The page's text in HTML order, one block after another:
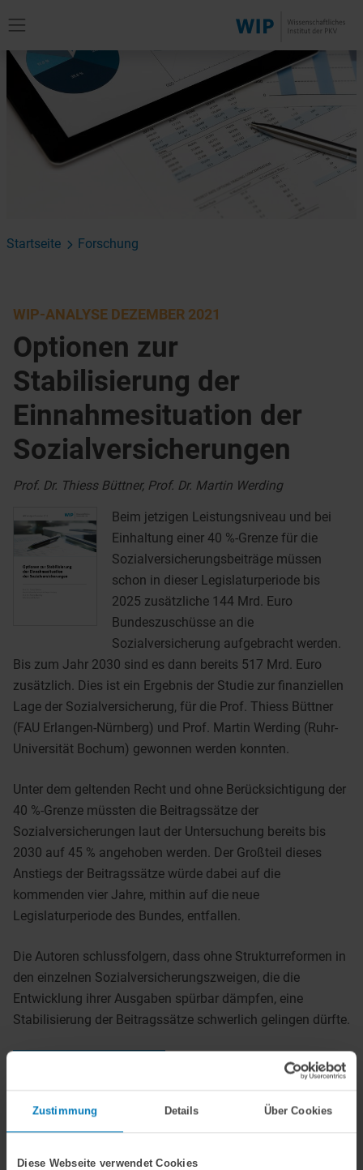
Zustimmung Details Über Cookies
Diese Webseite verwendet Cookies
Startseite Forschung
Optionen zur
Stabilisierung der
Einnahmesituation der
Sozialversicherungen
WIP-ANALYSE DEZEMBER 2021
Prof. Dr. Thiess Büttner, Prof. Dr. Martin Werding
Beim jetzigen Leistungsniveau und bei
Einhaltung einer 40 %-Grenze für die
Sozialversicherungsbeiträge müssen
schon in dieser Legislaturperiode bis
2025 zusätzliche 144 Mrd. Euro
Bundeszuschüsse an die
Sozialversicherung aufgebracht werden.
Bis zum Jahr 2030 sind es dann bereits 517 Mrd. Euro
zusätzlich. Dies ist ein Ergebnis der Studie zur finanziellen
Lage der Sozialversicherung, für die Prof. Thiess Büttner
(FAU Erlangen-Nürnberg) und Prof. Martin Werding (Ruhr-
Universität Bochum) gewonnen werden konnten.
Unter dem geltenden Recht und ohne Berücksichtigung der
40 %-Grenze müssten die Beitragssätze der
Sozialversicherungen laut der Untersuchung bereits bis
2030 auf 45 % angehoben werden. Der Großteil dieses
Anstiegs der Beitragssätze würde dabei auf die
kommenden vier Jahre, mithin auf die neue
Legislaturperiode des Bundes, entfallen.
Die Autoren schlussfolgern, dass ohne Strukturreformen in
den einzelnen Sozialversicherungszweigen, die die
Entwicklung ihrer Ausgaben spürbar dämpfen, eine
Stabilisierung der Beitragssätze schwerlich gelingen dürfte.
Weitere Informationen